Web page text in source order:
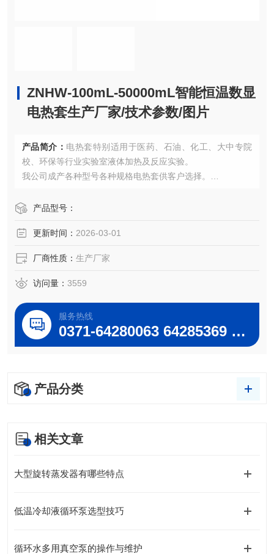
ZNHW-100mL-50000mL智能恒温数显
电热套生产厂家/技术参数/图片
产品简介： 电热套特别适用于医药、石油、化工、大中专院
校、环保等行业实验室液体加热及反应实验。
我公司成产各种型号各种规格电热套供客户选择。
参数/图片
产品型号：
更新时间： 2026-03-01
厂商性质： 生产厂家
访问量： 3559
服务热线
0371-64280063 64285369 64285222
产品分类
相关文章
大型旋转蒸发器有哪些特点
低温冷却液循环泵选型技巧
循环水多用真空泵的操作与维护